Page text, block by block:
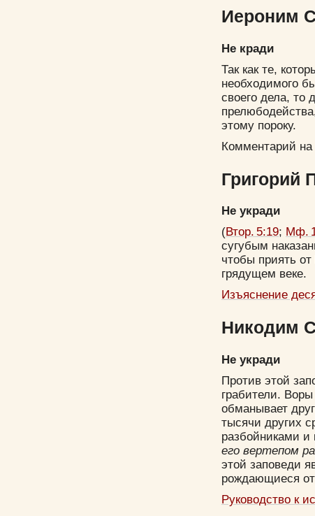
Иероним
Не кради
Так как те,
необходимого
своего дела, то
этому пороку.
Комментарий
Григорий
Не укради
(Втор. 5:19; Мф.
сугубым
чтобы приять
грядущем веке.
Изъяснение
Никодим
Не укради
Против этой
грабители.
обманывает
тысячи других
разбойниками и
его вертепом
этой заповеди
рождающиеся
Руководство к